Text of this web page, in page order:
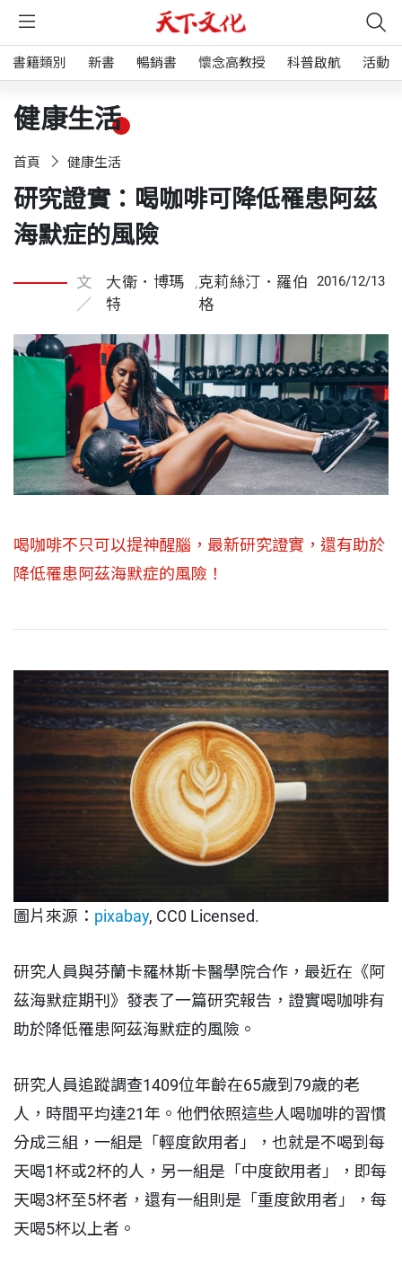
書籍類別 新書 暢銷書 懷念高教授 科普啟航 活動
健康生活
首頁 健康生活
研究證實：喝咖啡可降低罹患阿茲
海默症的風險
文
／
大衛．博瑪
特
,克莉絲汀．羅伯
格
2016/12/13
喝咖啡不只可以提神醒腦，最新研究證實，還有助於
降低罹患阿茲海默症的風險！
圖片來源： pixabay, CC0 Licensed.
研究人員與芬蘭卡羅林斯卡醫學院合作，最近在《阿
茲海默症期刊》發表了一篇研究報告，證實喝咖啡有
助於降低罹患阿茲海默症的風險。
研究人員追蹤調查1409位年齡在65歲到79歲的老
人，時間平均達21年。他們依照這些人喝咖啡的習慣
分成三組，一組是「輕度飲用者」，也就是不喝到每
天喝1杯或2杯的人，另一組是「中度飲用者」，即每
天喝3杯至5杯者，還有一組則是「重度飲用者」，每
天喝5杯以上者。